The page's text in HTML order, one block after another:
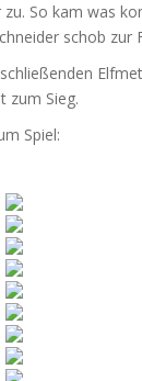
zu. So kam was
schob zur
zum Sieg.
Spiel: